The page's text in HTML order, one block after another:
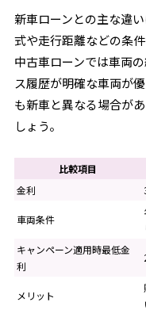
新車ローンとの主な違
式や走行距離などの条
中古車ローンでは車両
ス履歴が明確な車両が
も新車と異なる場合が
しょう。
比較項目
金利
車両条件
キャンペーン適用時最低金
利
メリット